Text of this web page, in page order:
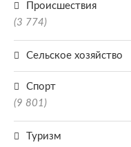
Происшествия
(3 774)
Сельское хозяйство
Спорт
(9 801)
Туризм